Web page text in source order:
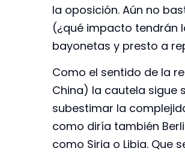
la oposición. Aún no
(¿qué impacto tendrán
bayonetas y presto a
Como el sentido de la
China) la cautela sigue
subestimar la
como diría también
como Siria o Libia. Que